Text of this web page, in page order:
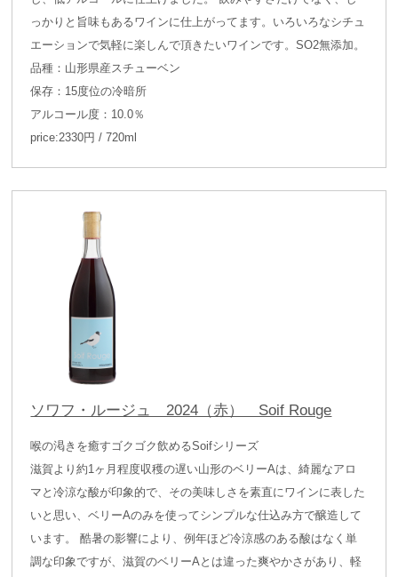
っかりと旨味もあるワインに仕上がってます。いろいろなシチュ
エーションで気軽に楽しんで頂きたいワインです。SO2無添加。
品種：山形県産スチューベン
保存：15度位の冷暗所
アルコール度：10.0％
price:2330円 / 720ml
ソワフ・ルージュ 2024（赤） Soif Rouge
喉の渇きを癒すゴクゴク飲めるSoifシリーズ
滋賀より約1ヶ月程度収穫の遅い山形のベリーAは、綺麗なアロ
マと冷涼な酸が印象的で、その美味しさを素直にワインに表した
いと思い、ベリーAのみを使ってシンプルな仕込み方で醸造して
います。 酷暑の影響により、例年ほど冷涼感のある酸はなく単
調な印象ですが、滋賀のベリーAとは違った爽やかさがあり、軽